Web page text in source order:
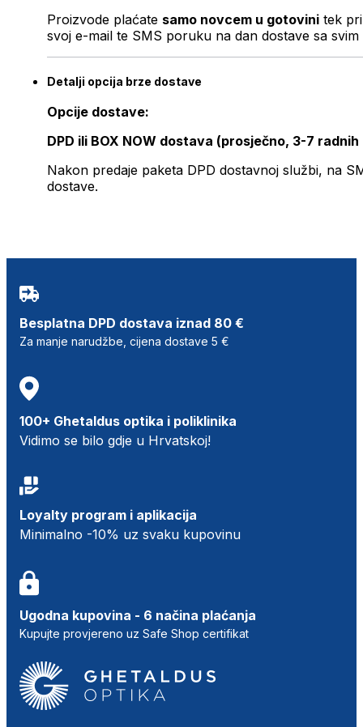
Proizvode plaćate samo novcem u gotovini tek
svoj e-mail te SMS poruku na dan dostave sa svim
Detalji opcija brze dostave
Opcije dostave:
DPD ili BOX NOW dostava (prosječno, 3-7 radnih
Nakon predaje paketa DPD dostavnoj službi, na
dostave.
Besplatna DPD dostava iznad 80 €
Za manje narudžbe, cijena dostave 5 €
100+ Ghetaldus optika i poliklinika
Vidimo se bilo gdje u Hrvatskoj!
Loyalty program i aplikacija
Minimalno -10% uz svaku kupovinu
Ugodna kupovina - 6 načina plaćanja
Kupujte provjereno uz Safe Shop certifikat